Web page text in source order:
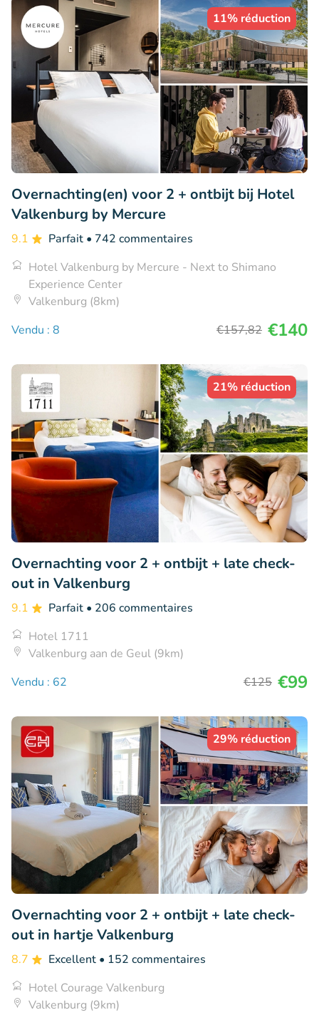
11% réduction
Overnachting(en) voor 2 + ontbijt bij Hotel
Valkenburg by Mercure
9.1 Parfait • 742 commentaires
Hotel Valkenburg by Mercure - Next to Shimano
Experience Center
Valkenburg (8km)
Vendu : 8
€157,82 €140
21% réduction
Overnachting voor 2 + ontbijt + late check-
out in Valkenburg
9.1 Parfait • 206 commentaires
Hotel 1711
Valkenburg aan de Geul (9km)
Vendu : 62
€125 €99
29% réduction
Overnachting voor 2 + ontbijt + late check-
out in hartje Valkenburg
8.7 Excellent • 152 commentaires
Hotel Courage Valkenburg
Valkenburg (9km)